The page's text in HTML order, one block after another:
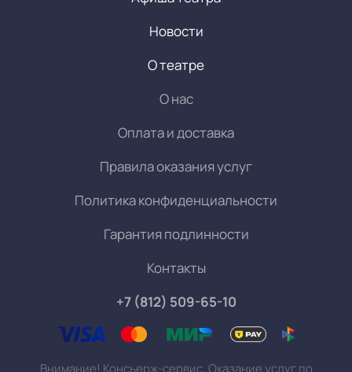
Новости
О театре
О нас
Оплата и доставка
Правила оказания услуг
Политика конфиденциальности
Гарантия подлинности
Контакты
+7 (812) 509-65-10